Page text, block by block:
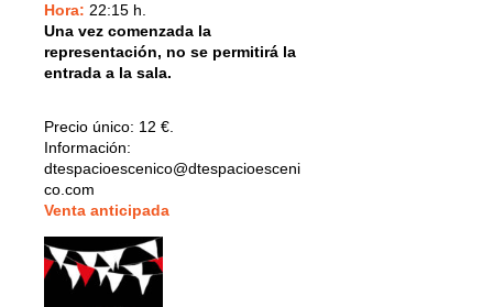
Hora: 22:15 h.
Una vez comenzada la
representación, no se permitirá la
entrada a la sala.
Precio único: 12 €.
Información:
dtespacioescenico@dtespacioesceni
co.com
Venta anticipada